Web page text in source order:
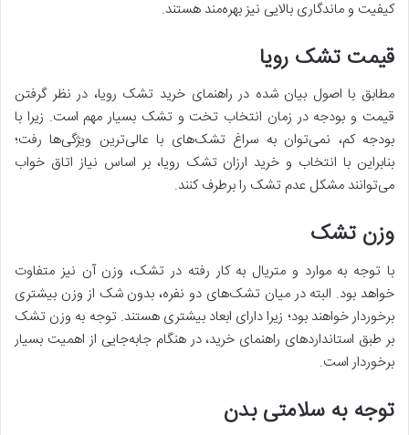
کیفیت و ماندگاری بالایی نیز بهره‌مند هستند.
قیمت تشک رویا
مطابق با اصول بیان شده در راهنمای خرید تشک رویا، در نظر گرفتن
قیمت و بودجه در زمان انتخاب تخت و تشک بسیار مهم است. زیرا با
بودجه کم، نمی‌توان به سراغ تشک‌های با عالی‌ترین ویژگی‌ها رفت؛
بنابراین با انتخاب و خرید ارزان تشک رویا، بر اساس نیاز اتاق خواب
می‌توانند مشکل عدم تشک را برطرف کنند.
وزن تشک
با توجه به موارد و متریال به کار رفته در تشک، وزن آن نیز متفاوت
خواهد بود. البته در میان تشک‌های دو نفره، بدون شک از وزن بیشتری
برخوردار خواهند بود؛ زیرا دارای ابعاد بیشتری هستند. توجه به وزن تشک
بر طبق استاندارد‌های راهنمای خرید، در هنگام جابه‌جایی از اهمیت بسیار
برخوردار است.
توجه به سلامتی بدن